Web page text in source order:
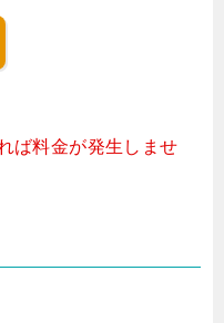
ば料金が発生しませ